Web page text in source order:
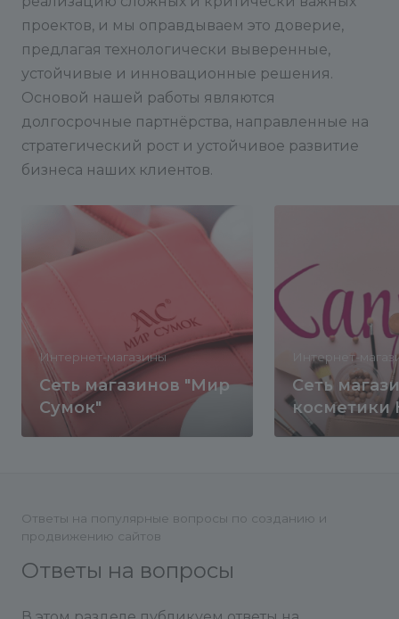
проектов, и мы оправдываем это доверие,
предлагая технологически выверенные,
устойчивые и инновационные решения.
Основой нашей работы являются
долгосрочные партнёрства, направленные на
стратегический рост и устойчивое развитие
бизнеса наших клиентов.
Интернет-магазины
Сеть магазинов "Мир
Сумок"
Интернет-
Сеть
косметики
Ответы на популярные вопросы по созданию и
продвижению сайтов
Ответы на вопросы